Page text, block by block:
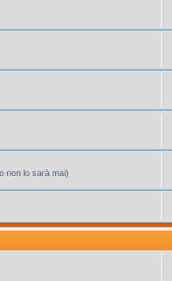
non lo sarà mai)